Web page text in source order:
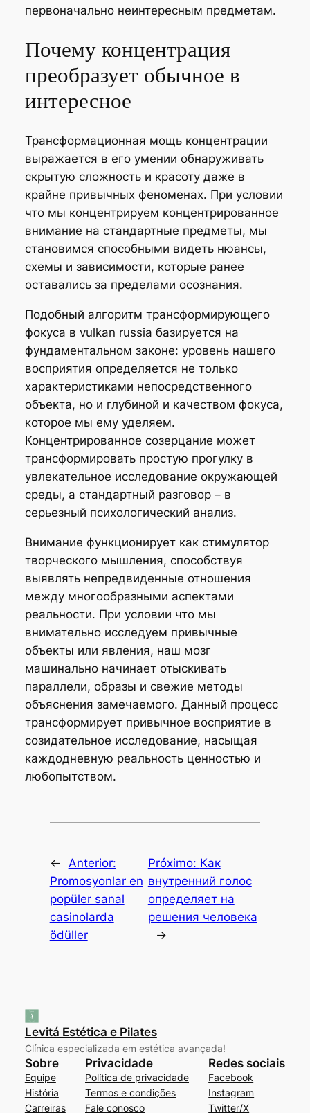
первоначально неинтересным предметам.
Почему концентрация
преобразует обычное в
интересное
Трансформационная мощь концентрации
выражается в его умении обнаруживать
скрытую сложность и красоту даже в
крайне привычных феноменах. При условии
что мы концентрируем концентрированное
внимание на стандартные предметы, мы
становимся способными видеть нюансы,
схемы и зависимости, которые ранее
оставались за пределами осознания.
Подобный алгоритм трансформирующего
фокуса в vulkan russia базируется на
фундаментальном законе: уровень нашего
восприятия определяется не только
характеристиками непосредственного
объекта, но и глубиной и качеством фокуса,
которое мы ему уделяем.
Концентрированное созерцание может
трансформировать простую прогулку в
увлекательное исследование окружающей
среды, а стандартный разговор – в
серьезный психологический анализ.
Внимание функционирует как стимулятор
творческого мышления, способствуя
выявлять непредвиденные отношения
между многообразными аспектами
реальности. При условии что мы
внимательно исследуем привычные
объекты или явления, наш мозг
машинально начинает отыскивать
параллели, образы и свежие методы
объяснения замечаемого. Данный процесс
трансформирует привычное восприятие в
созидательное исследование, насыщая
каждодневную реальность ценностью и
любопытством.
←
Anterior:
Promosyonlar en
popüler sanal
casinolarda
ödüller
Próximo: Как
внутренний голос
определяет на
решения человека
→
Levitá Estética e Pilates
Clínica especializada em estética avançada!
Sobre
Equipe
História
Carreiras
Privacidade
Política de privacidade
Termos e condições
Fale conosco
Redes sociais
Facebook
Instagram
Twitter/X